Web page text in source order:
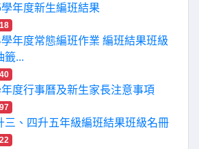
年度新生編班結果
年度常態編班作業 編班結果班級
籤...
度行事曆及新生家長注意事項
三、四升五年級編班結果班級名冊